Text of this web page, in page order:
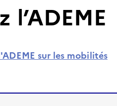
sur les mobilités